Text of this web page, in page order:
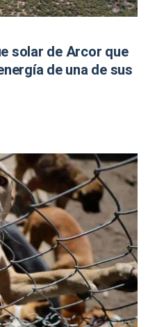
solar de Arcor que
de una de sus